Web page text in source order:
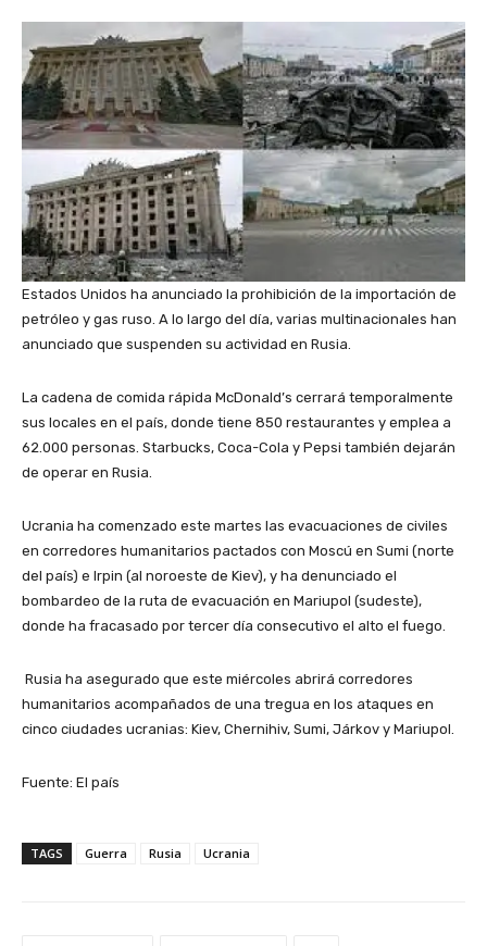
Estados Unidos ha anunciado la prohibición de la importación de
petróleo y gas ruso. A lo largo del día, varias multinacionales han
anunciado que suspenden su actividad en Rusia.
La cadena de comida rápida McDonald’s cerrará temporalmente
sus locales en el país, donde tiene 850 restaurantes y emplea a
62.000 personas. Starbucks, Coca-Cola y Pepsi también dejarán
de operar en Rusia.
Ucrania ha comenzado este martes las evacuaciones de civiles
en corredores humanitarios pactados con Moscú en Sumi (norte
del país) e Irpin (al noroeste de Kiev), y ha denunciado el
bombardeo de la ruta de evacuación en Mariupol (sudeste),
donde ha fracasado por tercer día consecutivo el alto el fuego.
Rusia ha asegurado que este miércoles abrirá corredores
humanitarios acompañados de una tregua en los ataques en
cinco ciudades ucranias: Kiev, Chernihiv, Sumi, Járkov y Mariupol.
Fuente: El país
TAGS Guerra Rusia Ucrania